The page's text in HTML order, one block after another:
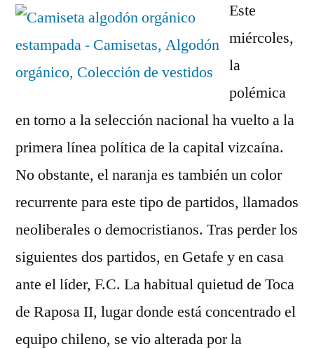
Este
miércoles,
la
polémica
en torno a la selección nacional ha vuelto a la
primera línea política de la capital vizcaína.
No obstante, el naranja es también un color
recurrente para este tipo de partidos, llamados
neoliberales o democristianos. Tras perder los
siguientes dos partidos, en Getafe y en casa
ante el líder, F.C. La habitual quietud de Toca
de Raposa II, lugar donde está concentrado el
equipo chileno, se vio alterada por la